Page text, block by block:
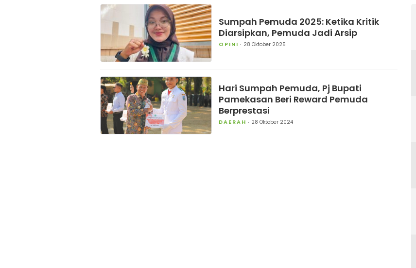
Sumpah Pemuda 2025: Ketika Kritik
Diarsipkan, Pemuda Jadi Arsip
OPINI 28 Oktober 2025
Hari Sumpah Pemuda, Pj Bupati
Pamekasan Beri Reward Pemuda
Berprestasi
DAERAH 28 Oktober 2024